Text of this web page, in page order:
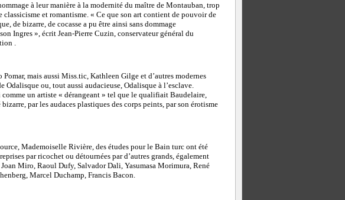
à leur manière à la modernité du maître de Montauban, trop
et romantisme. « Ce que son art contient de pouvoir de
de bizarre, de cocasse a pu être ainsi sans dommage
Ingres », écrit Jean-Pierre Cuzin, conservateur général du
.
mais aussi Miss.tic, Kathleen Gilge et d’autres modernes
ou, tout aussi audacieuse, Odalisque à l’esclave.
un artiste « dérangeant » tel que le qualifiait Baudelaire,
par les audaces plastiques des corps peints, par son érotisme
Mademoiselle Rivière, des études pour le Bain turc ont été
par ricochet ou détournées par d’autres grands, également
Miro, Raoul Dufy, Salvador Dali, Yasumasa Morimura, René
Marcel Duchamp, Francis Bacon.